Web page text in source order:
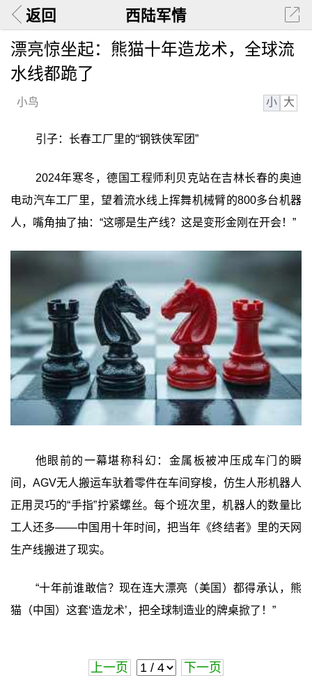
返回 西陆军情
漂亮惊坐起：熊猫十年造龙术，全球流
水线都跪了
小鸟 小 大
引子：长春工厂里的“钢铁侠军团”
2024年寒冬，德国工程师利贝克站在吉林长春的奥迪
电动汽车工厂里，望着流水线上挥舞机械臂的800多台机器
人，嘴角抽了抽：“这哪是生产线？这是变形金刚在开会！”
他眼前的一幕堪称科幻：金属板被冲压成车门的瞬
间，AGV无人搬运车驮着零件在车间穿梭，仿生人形机器人
正用灵巧的“手指”拧紧螺丝。每个班次里，机器人的数量比
工人还多——中国用十年时间，把当年《终结者》里的天网
生产线搬进了现实。
“十年前谁敢信？现在连大漂亮（美国）都得承认，熊
猫（中国）这套‘造龙术’，把全球制造业的牌桌掀了！”
上一页 下一页